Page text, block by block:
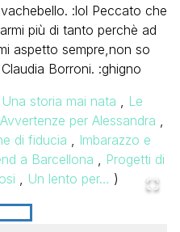
:lol Peccato che
più di tanto perchè ad
aspetto sempre,non so
Borroni. :ghigno
Una storia mai nata , Le
Avvertenze per Alessandra ,
di fiducia , Imbarazzo e
a Barcellona , Progetti di
, Un lento per… )